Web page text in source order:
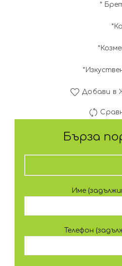
*
Добави в
Бърза
Име
Телефон